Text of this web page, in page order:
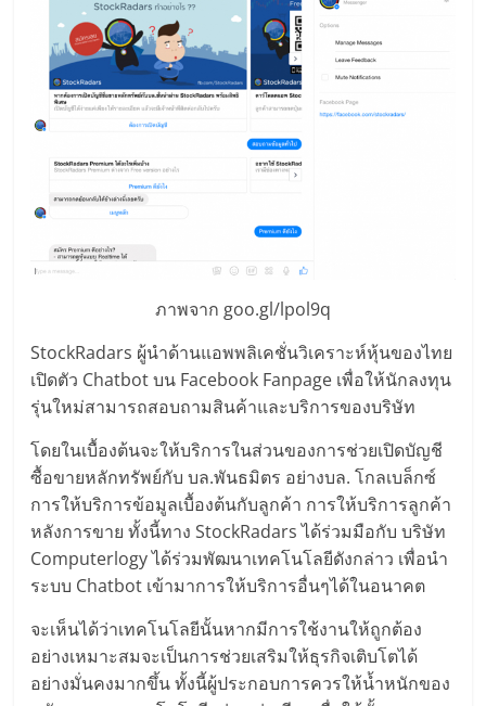
ปรึกษา
บริการ
ระบบ
รน
ภาพจาก goo.gl/lpol9q
StockRadars ผู้นำด้านแอพพลิเคชั่นวิเคราะห์หุ้นของไทย
เปิดตัว Chatbot บน Facebook Fanpage เพื่อให้นักลงทุน
รุ่นใหม่สามารถสอบถามสินค้าและบริการของบริษัท
โดยในเบื้องต้นจะให้บริการในส่วนของการช่วยเปิดบัญชี
ซื้อขายหลักทรัพย์กับ บล.พันธมิตร อย่างบล. โกลเบล็กซ์
การให้บริการข้อมูลเบื้องต้นกับลูกค้า การให้บริการลูกค้า
หลังการขาย ทั้งนี้ทาง StockRadars ได้ร่วมมือกับ บริษัท
Computerlogy ได้ร่วมพัฒนาเทคโนโลยีดังกล่าว เพื่อนำ
ระบบ Chatbot เข้ามาการให้บริการอื่นๆได้ในอนาคต
จะเห็นได้ว่าเทคโนโลยีนั้นหากมีการใช้งานให้ถูกต้อง
อย่างเหมาะสมจะเป็นการช่วยเสริมให้ธุรกิจเติบโตได้
อย่างมั่นคงมากขึ้น ทั้งนี้ผู้ประกอบการควรให้น้ำหนักของ